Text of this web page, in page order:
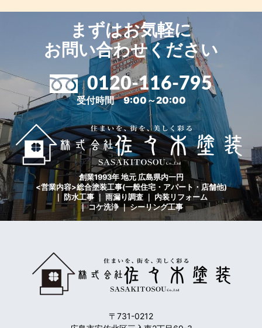
まずはお気軽に
お問い合わせください
0120-116-795
受付時間 9:00～20:00
創業1993年 地元 広島県内一円
<営業内容>総合塗装工事(一般住宅・アパート・店舗他)
｜ 防水工事 ｜ 雨漏り調査 ｜ 内装リフォーム
｜ コケ洗浄 ｜ シーリング工事
〒731-0212